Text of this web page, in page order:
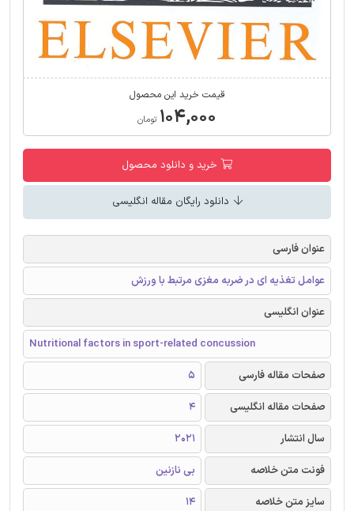
قیمت خرید این محصول
۱۰۴,۰۰۰ تومان
خرید و دانلود محصول
دانلود رایگان مقاله انگلیسی
عنوان فارسی
عوامل تغذیه ای در ضربه مغزی مرتبط با ورزش
عنوان انگلیسی
Nutritional factors in sport-related concussion
صفحات مقاله فارسی
5
صفحات مقاله انگلیسی
4
سال انتشار
2021
فونت متن خلاصه
بی نازنین
سایز متن خلاصه
14